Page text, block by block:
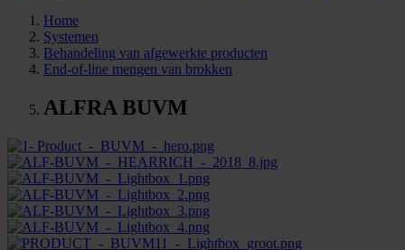
Home
Systemen
Behandeling van afgewerkte producten
End-of-line mengen van brokken
ALFRA BUVM